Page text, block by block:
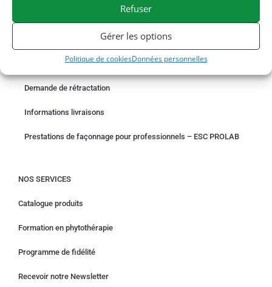
Refuser
Gérer les options
Politique de cookiesDonnées personnelles
PAIEMENT SÉCURISÉ
COMMANDER EN LIGNE
Un problème avec votre commande ?
Demande de rétractation
Informations livraisons
Prestations de façonnage pour professionnels – ESC PROLAB
NOS SERVICES
Catalogue produits
Formation en phytothérapie
Programme de fidélité
Recevoir notre Newsletter